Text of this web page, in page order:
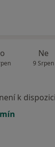
Ne
9 Srpen
k dispozici